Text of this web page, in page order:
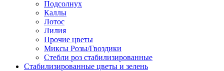
Подсолнух
Каллы
Лотос
Лилия
Прочие цветы
Миксы Розы/Гвоздики
Стебли роз стабилизированные
Стабилизированные цветы и зелень